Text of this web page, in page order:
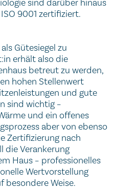
sind darüber hinaus
9001 zertifiziert.
Gütesiegel zu
erhält also die
betreut zu werden,
hohen Stellenwert
und gute
sind wichtig –
und ein offenes
aber von ebenso
Zertifizierung nach
die Verankerung
Haus – professionelles
Wertvorstellung
besondere Weise.